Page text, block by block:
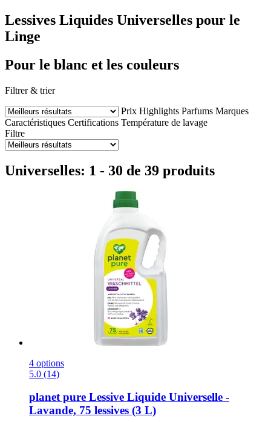
Lessives Liquides Universelles pour le
Linge
Pour le blanc et les couleurs
Filtrer & trier
Prix Highlights Parfums Marques
Caractéristiques Certifications Température de lavage
Filtre
Universelles: 1 - 30 de 39 produits
4 options
5.0 (14)
planet pure Lessive Liquide Universelle -​
Lavande, 75 lessives (3 L)